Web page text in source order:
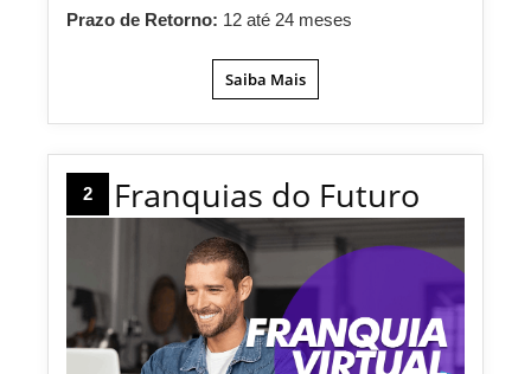
Prazo de Retorno: 12 até 24 meses
Saiba Mais
2 Franquias do Futuro